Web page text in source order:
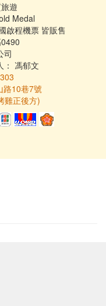
遊
Medal
啟程機票 皆販售
司
： 馮郁文
路10巷7號
雞正後方)